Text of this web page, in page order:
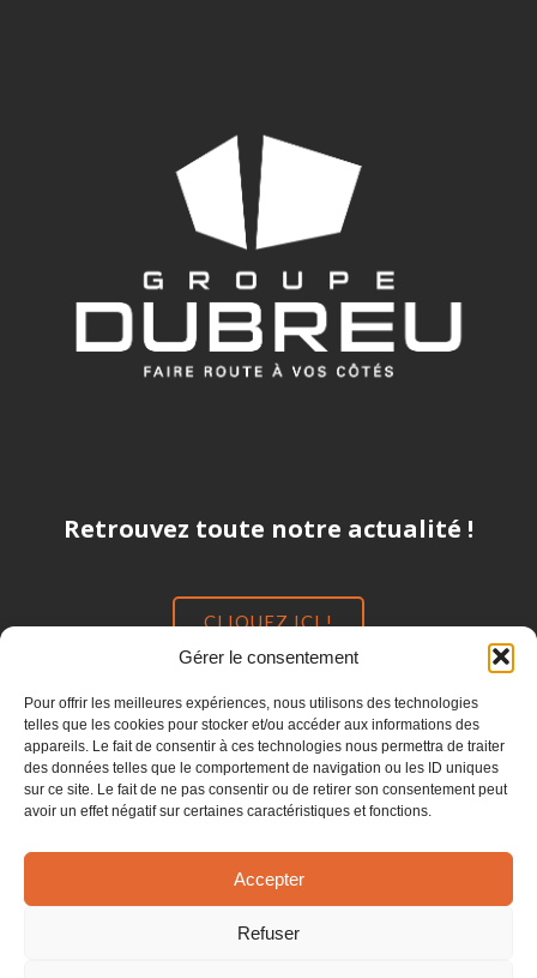
Gérer le consentement
Pour offrir les meilleures expériences, nous utilisons des technologies
telles que les cookies pour stocker et/ou accéder aux informations des
appareils. Le fait de consentir à ces technologies nous permettra de traiter
des données telles que le comportement de navigation ou les ID uniques
sur ce site. Le fait de ne pas consentir ou de retirer son consentement peut
avoir un effet négatif sur certaines caractéristiques et fonctions.
Accepter
Refuser
Retrouvez toute notre actualité !
CLIQUEZ ICI !
Suivez-nous !
© 2026 Groupe Dubreu.